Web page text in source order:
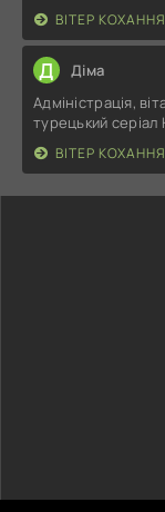
ВІТЕР КОХАННЯ
Д Діма
Адміністрація,
турецький серіал
ВІТЕР КОХАННЯ